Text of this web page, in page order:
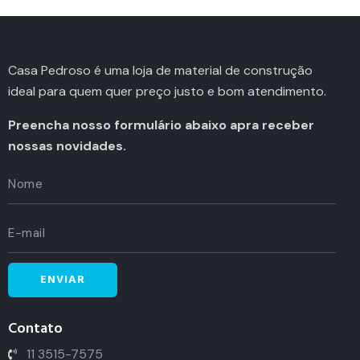
Casa Pedroso é uma loja de material de construção
ideal para quem quer preço justo e bom atendimento.
Preencha nosso formulário abaixo apra receber
nossas novidades.
Contato
11 3515-7575